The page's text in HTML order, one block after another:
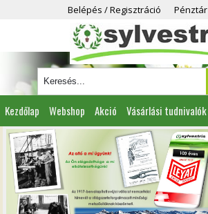
Belépés / Regisztráció Pénztár
Kezdőlap Webshop Akció Vásárlási tudnivalók
Viszonteladóknak Partnereink Kapcsolat